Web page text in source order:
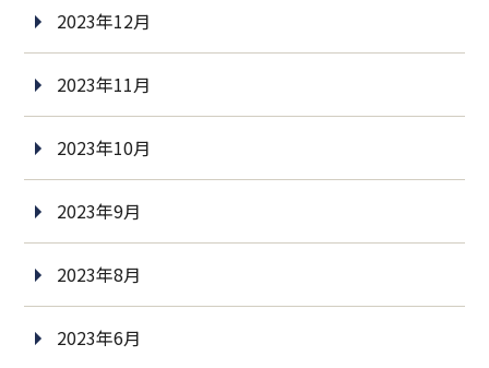
2023年12月
2023年11月
2023年10月
2023年9月
2023年8月
2023年6月